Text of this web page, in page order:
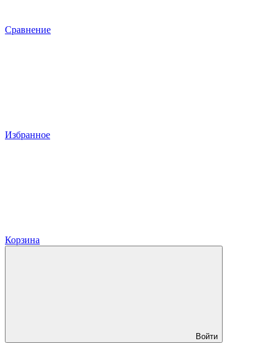
Сравнение
Избранное
Корзина
Войти